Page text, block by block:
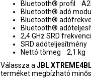
Bluetooth® profil
Bluetooth® adó
Bluetooth®
Bluetooth®
2,4 GHz SRD
SRD adóteljesítmény
Nettó tömeg 2,1 kg
Válassza a JBL
terméket megbízható